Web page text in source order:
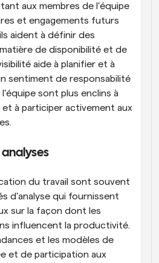
aux membres de l'équipe
et engagements futurs
aident à définir des
de disponibilité et de
aide à planifier et à
sentiment de responsabilité
sont plus enclins à
à participer activement aux
du travail sont souvent
d'analyse qui fournissent
sur la façon dont les
influencent la productivité.
et les modèles de
et de participation aux